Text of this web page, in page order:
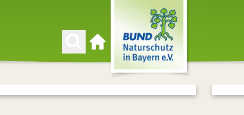
Zur Startseite